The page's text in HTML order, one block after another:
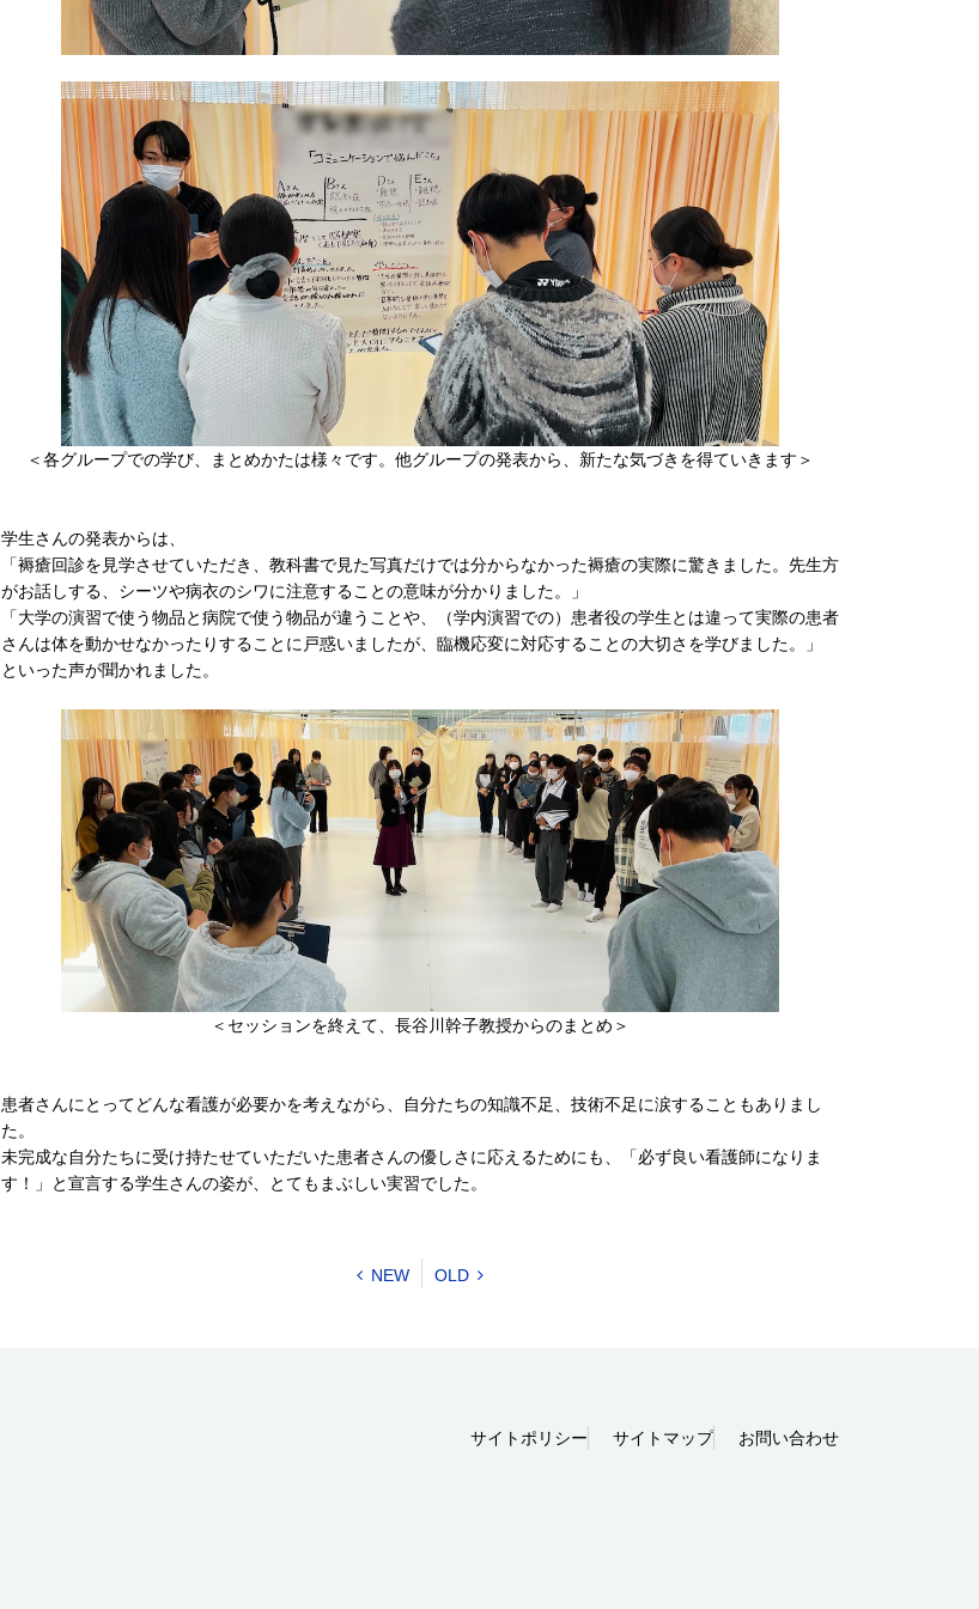
＜各グループでの学び、まとめかたは様々です。他グループの発表から、新たな気づきを得ていきます＞
学生さんの発表からは、
「褥瘡回診を見学させていただき、教科書で見た写真だけでは分からなかった褥瘡の実際に驚きました。先生方
がお話しする、シーツや病衣のシワに注意することの意味が分かりました。」
「大学の演習で使う物品と病院で使う物品が違うことや、（学内演習での）患者役の学生とは違って実際の患者
さんは体を動かせなかったりすることに戸惑いましたが、臨機応変に対応することの大切さを学びました。」
といった声が聞かれました。
＜セッションを終えて、長谷川幹子教授からのまとめ＞
患者さんにとってどんな看護が必要かを考えながら、自分たちの知識不足、技術不足に涙することもありまし
た。
未完成な自分たちに受け持たせていただいた患者さんの優しさに応えるためにも、「必ず良い看護師になりま
す！」と宣言する学生さんの姿が、とてもまぶしい実習でした。
NEW OLD
サイトポリシー サイトマップ お問い合わせ